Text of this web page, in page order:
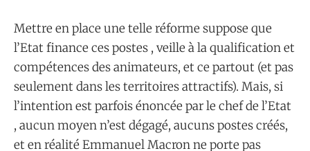
Mettre en place une telle réforme suppose que
l’Etat finance ces postes , veille à la qualification et
compétences des animateurs, et ce partout (et pas
seulement dans les territoires attractifs). Mais, si
l’intention est parfois énoncée par le chef de l’Etat
, aucun moyen n’est dégagé, aucuns postes créés,
et en réalité Emmanuel Macron ne porte pas